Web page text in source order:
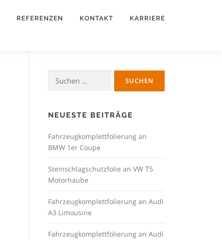
REFERENZEN KONTAKT KARRIERE
Suchen
nach:
NEUESTE BEITRÄGE
Fahrzeugkomplettfolierung an
BMW 1er Coupe
Steinschlagschutzfolie an VW T5
Motorhaube
Fahrzeugkomplettfolierung an Audi
A3 Limousine
Fahrzeugkomplettfolierung an Audi